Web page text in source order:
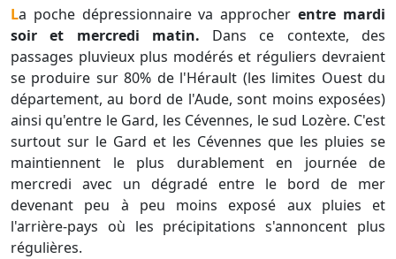
La poche dépressionnaire va approcherentre mardi
soir et mercredi matin. Dans ce contexte, des
passages pluvieux plus modérés et réguliers devraient
se produire sur 80% de l'Hérault (les limites Ouest du
département, au bord de l'Aude, sont moins exposées)
ainsi qu'entre le Gard, les Cévennes, le sud Lozère. C'est
surtout sur le Gard et les Cévennes que les pluies se
maintiennent le plus durablement en journée de
mercredi avec un dégradé entre le bord de mer
devenant peu à peu moins exposé aux pluies et
l'arrière-pays où les précipitations s'annoncent plus
régulières.